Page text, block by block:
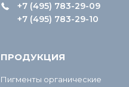
+7 (495) 783-29-09
+7 (495) 783-29-10
ПРОДУКЦИЯ
Пигменты органические